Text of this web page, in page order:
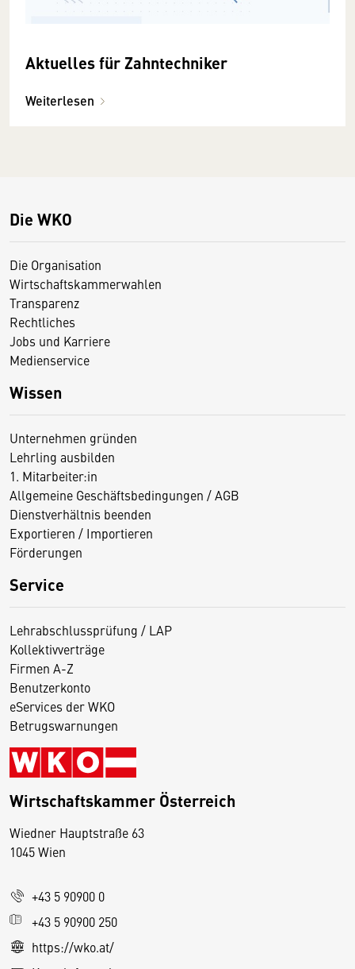
Aktuelles für Zahntechniker
Weiterlesen
Die WKO
Die Organisation
Wirtschaftskammerwahlen
Transparenz
Rechtliches
Jobs und Karriere
Medienservice
Wissen
Unternehmen gründen
Lehrling ausbilden
1. Mitarbeiter:in
Allgemeine Geschäftsbedingungen / AGB
Dienstverhältnis beenden
Exportieren / Importieren
Förderungen
Service
Lehrabschlussprüfung / LAP
Kollektivverträge
Firmen A-Z
Benutzerkonto
eServices der WKO
Betrugswarnungen
Wirtschaftskammer Österreich
Wiedner Hauptstraße 63
1045 Wien
+43 5 90900 0
+43 5 90900 250
https://wko.at/
D
s
e
S
e